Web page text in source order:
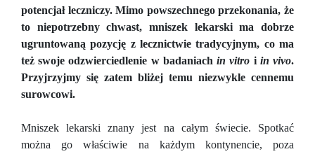
potencjał leczniczy. Mimo powszechnego przekonania, że
to niepotrzebny chwast, mniszek lekarski ma dobrze
ugruntowaną pozycję z lecznictwie tradycyjnym, co ma
też swoje odzwierciedlenie w badaniachin vitro i in vivo.
Przyjrzyjmy się zatem bliżej temu niezwykle cennemu
surowcowi.
Mniszek lekarski znany jest na całym świecie. Spotkać
można go właściwie na każdym kontynencie, poza